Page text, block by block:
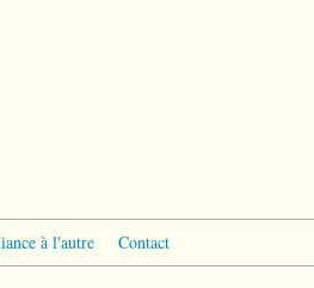
à l'autre Contact